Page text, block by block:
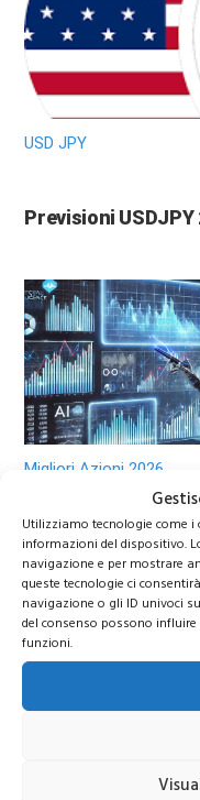
Utilizziamo tecnologie come i
informazioni del dispositivo.
navigazione e per mostrare
queste tecnologie ci
navigazione o gli ID univoci
del consenso possono
funzioni.
USD JPY
Previsioni USDJPY
Migliori Azioni 2026
Migliori azioni da
strategici tra
difesa europea